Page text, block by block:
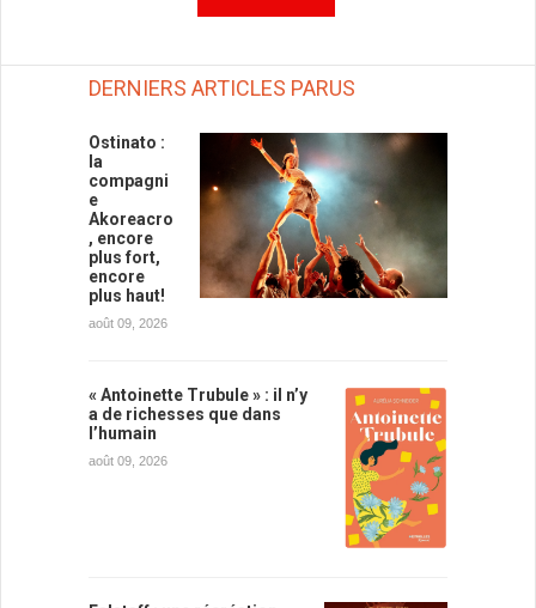
DERNIERS ARTICLES PARUS
Ostinato :
la
compagni
e
Akoreacro
, encore
plus fort,
encore
plus haut!
août 09, 2026
« Antoinette Trubule » : il n’y
a de richesses que dans
l’humain
août 09, 2026